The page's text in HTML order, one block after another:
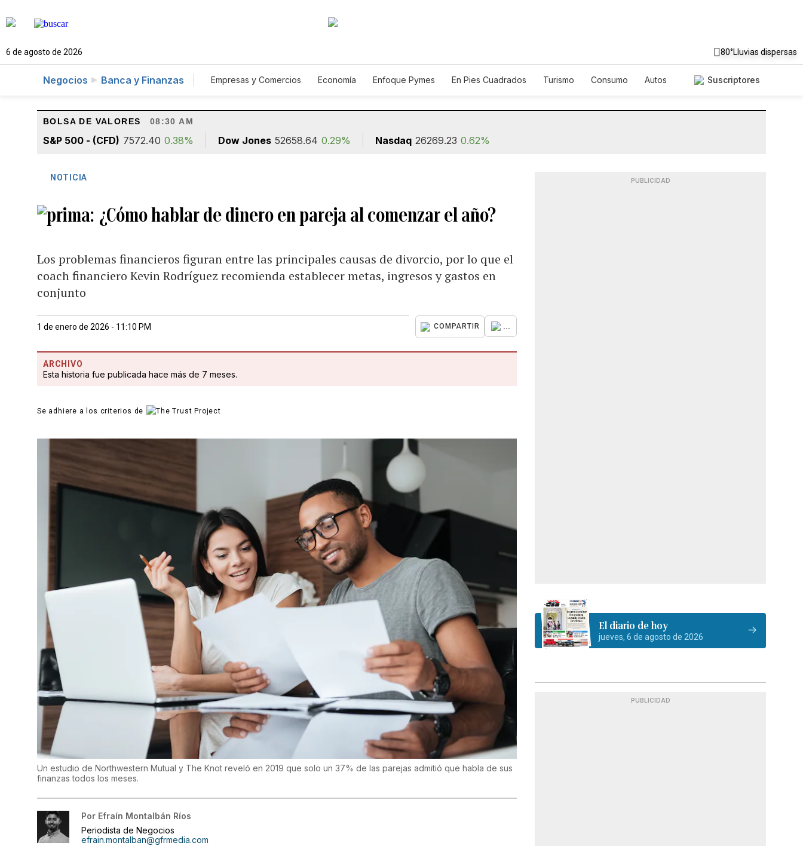
6 de agosto de 2026 80°Lluvias dispersas
Negocios Banca y Finanzas Empresas y Comercios Economía Enfoque Pymes En Pies Cuadrados Turismo Consumo
Autos
Suscriptores
BOLSA DE VALORES 08:30 AM
S&P 500 - (CFD) 7572.40 0.38% Dow Jones 52658.64 0.29% Nasdaq 26269.23 0.62%
NOTICIA
¿Cómo hablar de dinero en pareja al comenzar el año?
Los problemas financieros figuran entre las principales causas de divorcio, por lo que el
coach financiero Kevin Rodríguez recomienda establecer metas, ingresos y gastos en
conjunto
1 de enero de 2026 - 11:10 PM COMPARTIR ...
ARCHIVO
Esta historia fue publicada hace más de 7 meses.
Se adhiere a los criterios de
Un estudio de Northwestern Mutual y The Knot reveló en 2019 que solo un 37% de las parejas admitió que habla de sus
finanzas todos los meses.
Por Efraín Montalbán Ríos
Periodista de Negocios
efrain.montalban@gfrmedia.com
PUBLICIDAD
El diario de hoy
jueves, 6 de agosto de 2026
PUBLICIDAD